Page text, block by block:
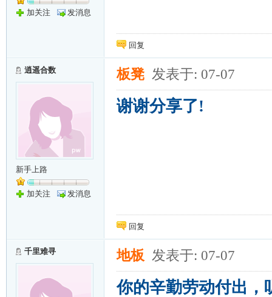
加关注 发消息
回复
逍遥合数
新手上路
加关注 发消息
板凳 发表于: 07-07
谢谢分享了!
回复
千里难寻 地板 发表于: 07-07
你的辛勤劳动付出，